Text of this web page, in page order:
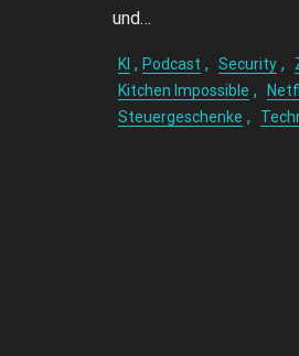
und…
KI , Podcast , Security ,
Kitchen Impossible ,
Steuergeschenke ,